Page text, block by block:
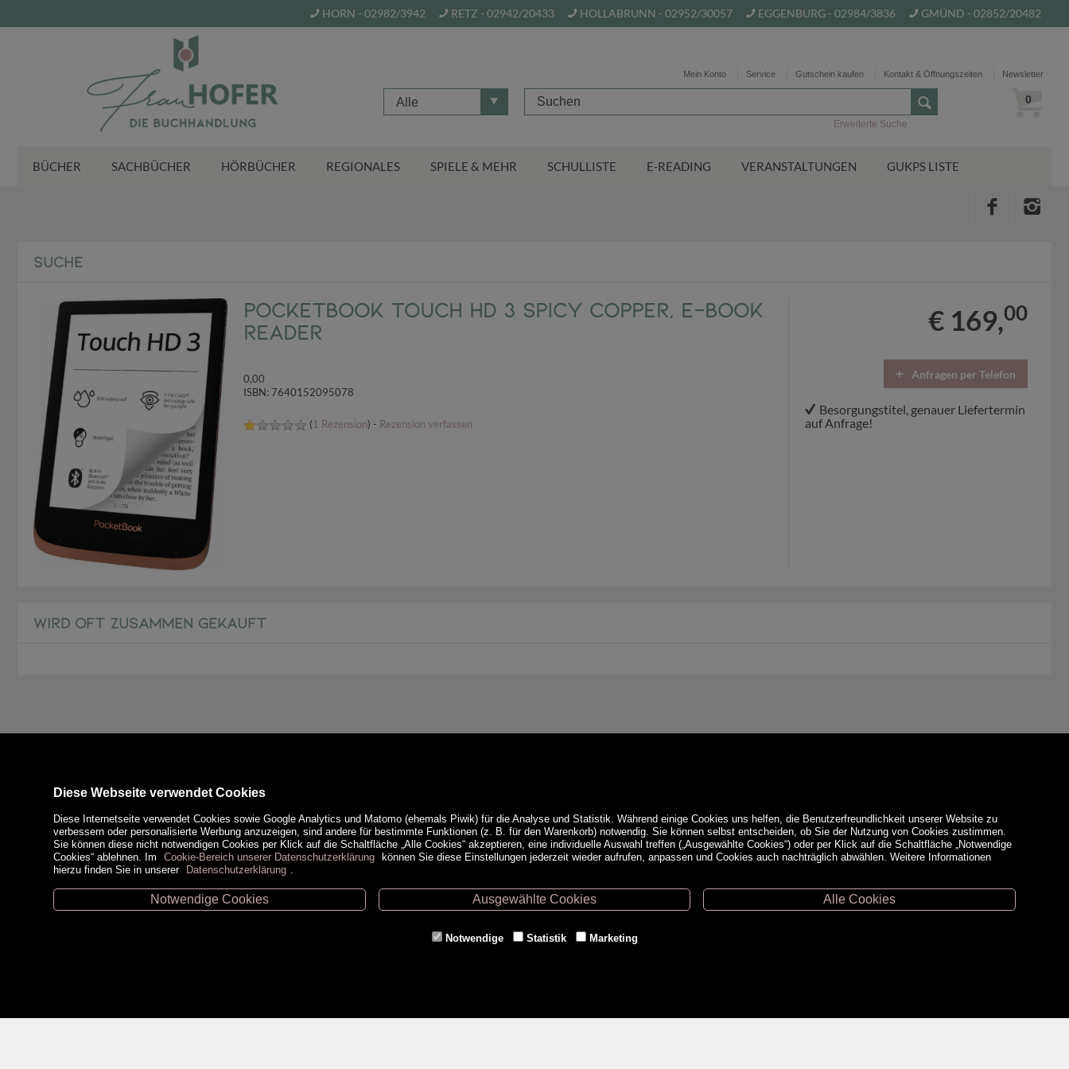
HORN - 02982/3942 RETZ - 02942/20433 HOLLABRUNN - 02952/30057 EGGENBURG - 02984/3836 GMÜND - 02852/20482
Mein Konto Service Gutschein kaufen Kontakt & Öffnungszeiten Newsletter
Alle 0
Erweiterte Suche
BÜCHER SACHBÜCHER HÖRBÜCHER REGIONALES SPIELE & MEHR SCHULLISTE E-READING VERANSTALTUNGEN GUKPS LISTE
SUCHE
Pocketbook Touch HD 3 spicy copper, E-Book
Reader
0,00
ISBN: 7640152095078
(1 Rezension) - Rezension verfassen
€ 169,00
Anfragen per Telefon
Besorgungstitel, genauer Liefertermin
auf Anfrage!
WIRD OFT ZUSAMMEN GEKAUFT
Unsere Öffnungszeiten Zahlungsmethoden Service
Versandkosten
Diese Webseite verwendet Cookies
Diese Internetseite verwendet Cookies sowie Google Analytics und Matomo (ehemals Piwik) für die Analyse und Statistik. Während einige Cookies uns helfen, die Benutzerfreundlichkeit unserer Website zu
verbessern oder personalisierte Werbung anzuzeigen, sind andere für bestimmte Funktionen (z. B. für den Warenkorb) notwendig. Sie können selbst entscheiden, ob Sie der Nutzung von Cookies zustimmen.
Sie können diese nicht notwendigen Cookies per Klick auf die Schaltfläche „Alle Cookies“ akzeptieren, eine individuelle Auswahl treffen („Ausgewählte Cookies“) oder per Klick auf die Schaltfläche „Notwendige
Cookies“ ablehnen. Im
Cookie-Bereich unserer Datenschutzerklärung
können Sie diese Einstellungen jederzeit wieder aufrufen, anpassen und Cookies auch nachträglich abwählen. Weitere Informationen
hierzu finden Sie in unserer
Datenschutzerklärung
Notwendige Cookies Ausgewählte Cookies Alle Cookies
Notwendige Statistik Marketing